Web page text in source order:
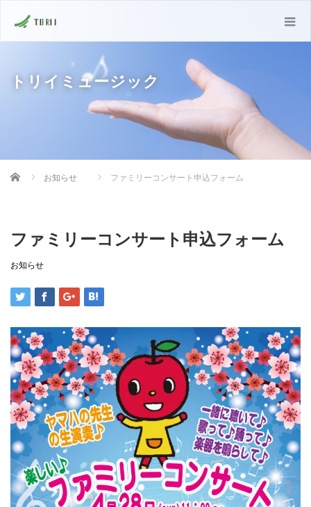
トリイミュージック
Home お知らせ ファミリーコンサート申込フォーム
ファミリーコンサート申込フォーム
お知らせ